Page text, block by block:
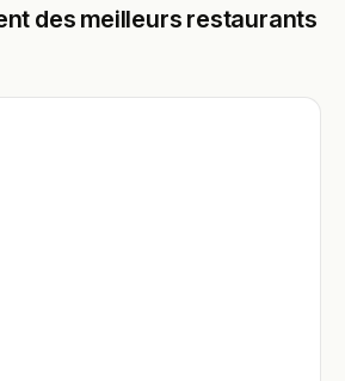
des meilleurs restaurants